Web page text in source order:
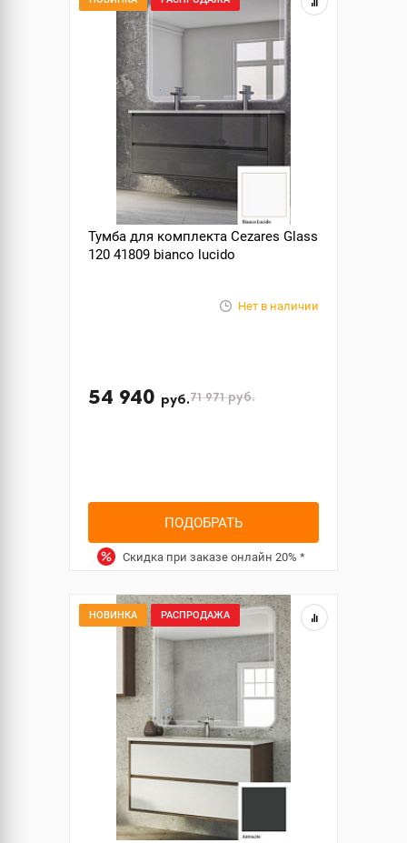
Тумба для комплекта Cezares Glass
120 41809 bianco lucido
Нет в наличии
54 940 руб.71 971руб.
ПОДОБРАТЬ
Скидка при заказе онлайн 20% *
НОВИНКА РАСПРОДАЖА